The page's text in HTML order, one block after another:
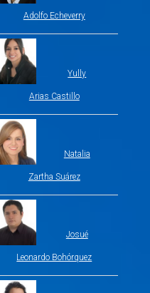
Adolfo Echeverry
Yully
Arias Castillo
Natalia
Zartha Suárez
Josué
Leonardo Bohórquez